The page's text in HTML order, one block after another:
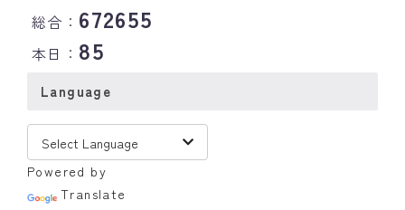
総合： 672655
本日： 85
Language
Powered by
Translate